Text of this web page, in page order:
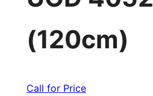
(120cm)
Call for Price